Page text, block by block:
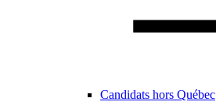
Candidats hors Québec